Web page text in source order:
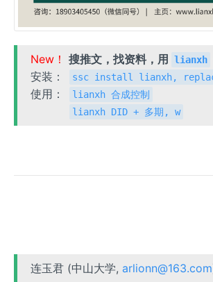
New！ 搜推文，找资料，用 lianxh
安装：
ssc install lianxh,
使用：
lianxh 合成控制
lianxh DID + 多期, w
连玉君 (中山大学,arlionn@163.com